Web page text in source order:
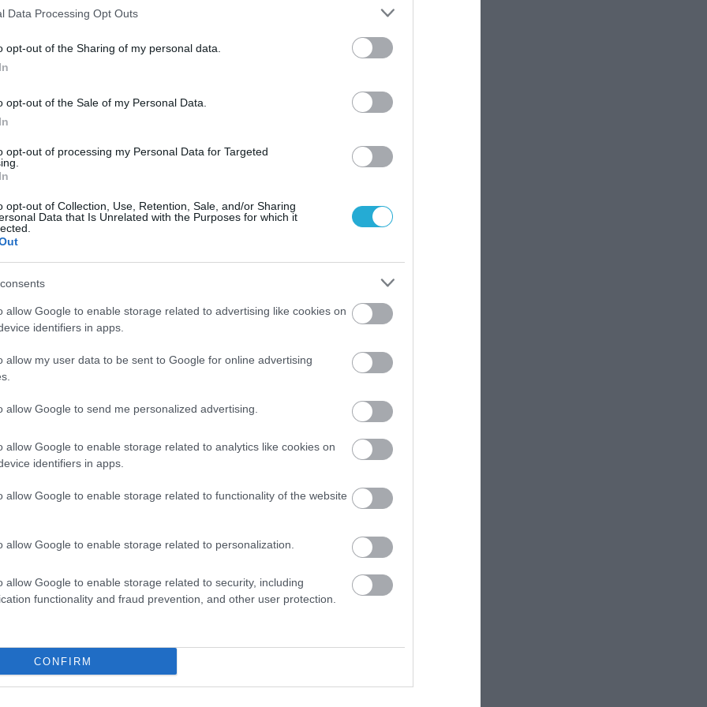
Data Processing Opt Outs
opt-out of the Sharing of my personal data.
opt-out of the Sale of my Personal Data.
opt-out of processing my Personal Data for Targeted
opt-out of Collection, Use, Retention, Sale, and/or Sharing
Data that Is Unrelated with the Purposes for which it
allow Google to enable storage related to advertising like cookies on
identifiers in apps.
allow my user data to be sent to Google for online advertising
allow Google to send me personalized advertising.
allow Google to enable storage related to analytics like cookies on
identifiers in apps.
allow Google to enable storage related to functionality of the website
allow Google to enable storage related to personalization.
allow Google to enable storage related to security, including
functionality and fraud prevention, and other user protection.
CONFIRM
ευρώ, και η εθνική δαπάνη 2.213.656,68 ευρώ.
λαχανικώνκαιγάλακτος
στην διατροφή
συνηθειών από τα παιδιά και για το λόγο
έργο με τέσσερις αλληλοεξαρτώμενες και
στα σχολεία: Η επιλογή των προϊόντων
και της διαθεσιμότητάς τους
γάλακτος
και Συνοδευτικά Εκπαιδευτικά μέτρα με
φρούτων, λαχανικών και γάλακτος σε
εκπαιδευτικό πρόγραμμα με στόχο την
λαχανικών και γάλακτος σε μαθητές/
έχουν διενεργηθεί ηλεκτρονικοί ανοικτοί
πλαισίου διάρκειας 3 ετών, οι οποίοι- αν και
ο καθένας –(κυρίως λόγω δικαστικών
Τροφίμων συμμετέχει και υλοποιεί ως
Πρόγραμμα διανομής φρούτων, λαχανικών και